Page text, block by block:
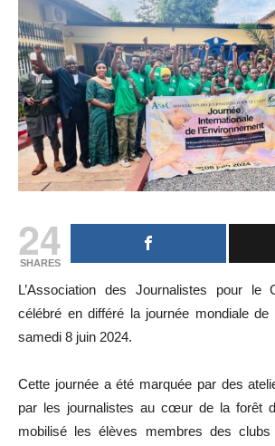
24
SHARES
L’Association des Journalistes pour
célébré en différé la journée mondiale de
samedi 8 juin 2024.
Cette journée a été marquée par des
par les journalistes au cœur de la forêt
mobilisé les élèves membres des clubs